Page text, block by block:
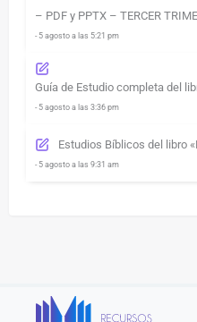
– PDF y PPTX – TERCER
- 5 agosto a las 5:21 pm
Guía de Estudio completa del
- 5 agosto a las 3:36 pm
Estudios Bíblicos del libro
- 5 agosto a las 9:31 am